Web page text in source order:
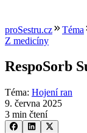
proSestru.cz Téma
Z medicíny
RespoSorb
Téma: Hojení ran
9. června 2025
3 min čtení